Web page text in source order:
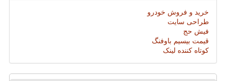
خرید و فروش خودرو
طراحی سایت
فیش حج
قیمت بیسیم باوفنگ
کوتاه کننده لینک